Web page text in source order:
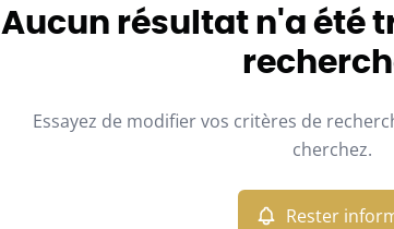
Aucun résultat n'a été
Essayez de modifier vos critères de
cherchez.
Rester